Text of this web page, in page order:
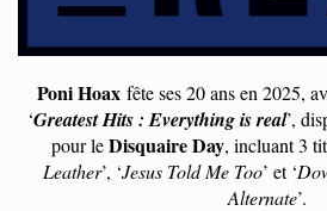
Poni Hoax fête ses 20 ans en 2025,
‘Greatest Hits : Everything is real’,
pour leDisquaire Day, incluant 3
Leather’, ‘Jesus Told Me Too’ et ‘
Alternate’.